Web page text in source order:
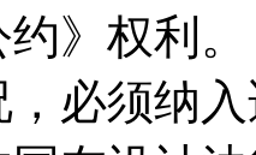
约》权利
必须纳